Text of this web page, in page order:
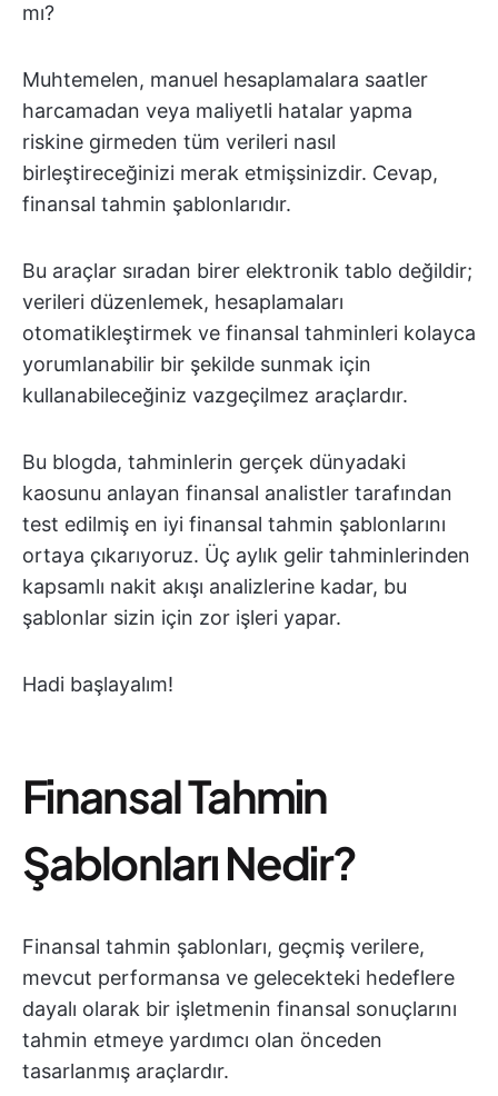
mı?
Muhtemelen, manuel hesaplamalara saatler
harcamadan veya maliyetli hatalar yapma
riskine girmeden tüm verileri nasıl
birleştireceğinizi merak etmişsinizdir. Cevap,
finansal tahmin şablonlarıdır.
Bu araçlar sıradan birer elektronik tablo değildir;
verileri düzenlemek, hesaplamaları
otomatikleştirmek ve finansal tahminleri kolayca
yorumlanabilir bir şekilde sunmak için
kullanabileceğiniz vazgeçilmez araçlardır.
Bu blogda, tahminlerin gerçek dünyadaki
kaosunu anlayan finansal analistler tarafından
test edilmiş en iyi finansal tahmin şablonlarını
ortaya çıkarıyoruz. Üç aylık gelir tahminlerinden
kapsamlı nakit akışı analizlerine kadar, bu
şablonlar sizin için zor işleri yapar.
Hadi başlayalım!
Finansal Tahmin
Şablonları Nedir?
Finansal tahmin şablonları, geçmiş verilere,
mevcut performansa ve gelecekteki hedeflere
dayalı olarak bir işletmenin finansal sonuçlarını
tahmin etmeye yardımcı olan önceden
tasarlanmış araçlardır.